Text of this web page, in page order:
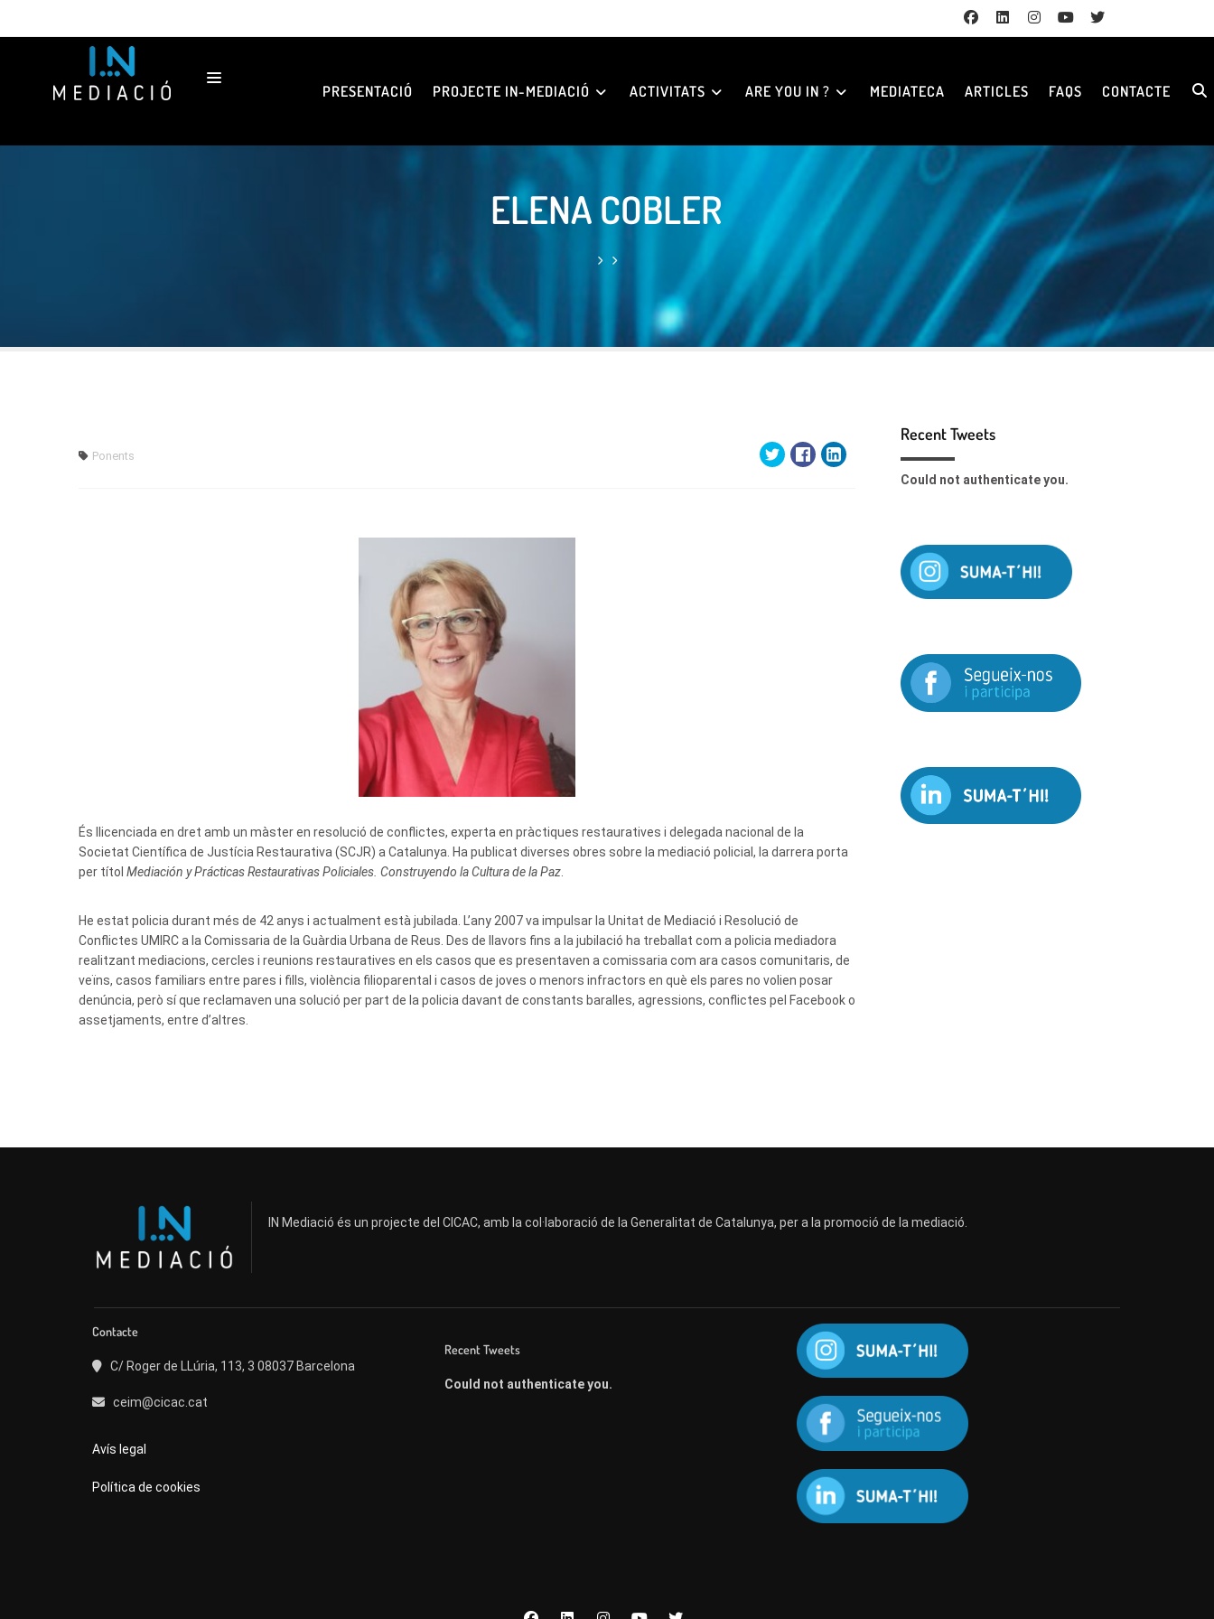
PRESENTACIÓ PROJECTE IN-MEDIACIÓ ACTIVITATS ARE YOU IN ? MEDIATECA ARTICLES FAQS CONTACTE
ELENA COBLER
Ponents
És llicenciada en dret amb un màster en resolució de conflictes, experta en pràctiques restauratives i delegada nacional de la
Societat Científica de Justícia Restaurativa (SCJR) a Catalunya. Ha publicat diverses obres sobre la mediació policial, la darrera porta
per títol Mediación y Prácticas Restaurativas Policiales. Construyendo la Cultura de la Paz
He estat policia durant més de 42 anys i actualment està jubilada. L’any 2007 va impulsar la Unitat de Mediació i Resolució de
Conflictes UMIRC a la Comissaria de la Guàrdia Urbana de Reus. Des de llavors fins a la jubilació ha treballat com a policia mediadora
realitzant mediacions, cercles i reunions restauratives en els casos que es presentaven a comissaria com ara casos comunitaris, de
veïns, casos familiars entre pares i fills, violència filioparental i casos de joves o menors infractors en què els pares no volien posar
denúncia, però sí que reclamaven una solució per part de la policia davant de constants baralles, agressions, conflictes pel Facebook o
assetjaments, entre d’altres.
Recent Tweets
Could not authenticate you.
IN Mediació és un projecte del CICAC, amb la col·laboració de la Generalitat de Catalunya, per a la promoció de la mediació.
Contacte
C/ Roger de LLúria, 113, 3 08037 Barcelona
ceim@cicac.cat
Avís legal
Política de cookies
Recent Tweets
Could not authenticate you.